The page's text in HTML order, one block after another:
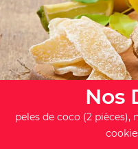
Nos
peles de coco (2